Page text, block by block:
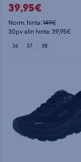
39,95€
Norm. hinta:149€
30pv alin hinta: 39,95€
36 37 38